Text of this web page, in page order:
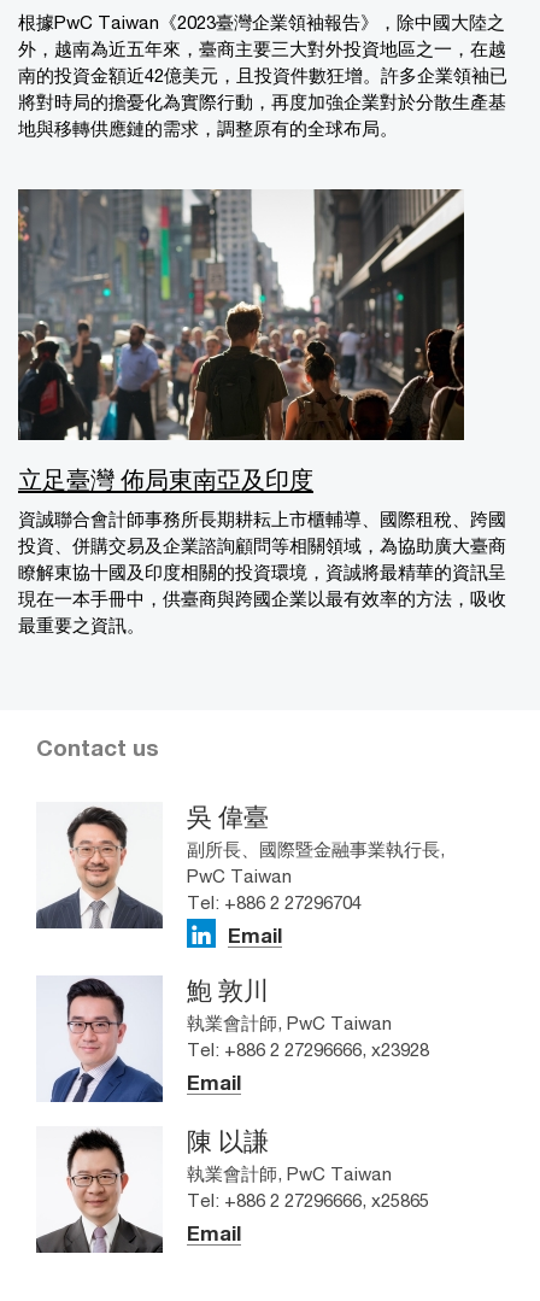
根據PwC Taiwan《2023臺灣企業領袖報告》，除中國大陸之
外，越南為近五年來，臺商主要三大對外投資地區之一，在越
南的投資金額近42億美元，且投資件數狂增。許多企業領袖已
將對時局的擔憂化為實際行動，再度加強企業對於分散生產基
地與移轉供應鏈的需求，調整原有的全球布局。
立足臺灣 佈局東南亞及印度
資誠聯合會計師事務所長期耕耘上市櫃輔導、國際租稅、跨國
投資、併購交易及企業諮詢顧問等相關領域，為協助廣大臺商
瞭解東協十國及印度相關的投資環境，資誠將最精華的資訊呈
現在一本手冊中，供臺商與跨國企業以最有效率的方法，吸收
最重要之資訊。
Contact us
吳 偉臺
副所長、國際暨金融事業執行長,
PwC Taiwan
Tel: +886 2 27296704
Email
鮑 敦川
執業會計師, PwC Taiwan
Tel: +886 2 27296666, x23928
Email
陳 以謙
執業會計師, PwC Taiwan
Tel: +886 2 27296666, x25865
Email